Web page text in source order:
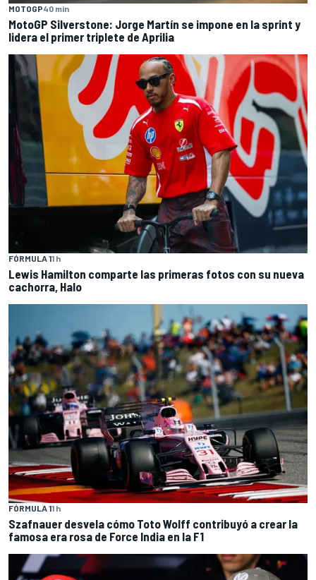
MOTOGP40 min
MotoGP Silverstone: Jorge Martín se impone en la sprint y
lidera el primer triplete de Aprilia
FÓRMULA 11 h
Lewis Hamilton comparte las primeras fotos con su nueva
cachorra, Halo
FÓRMULA 11 h
Szafnauer desvela cómo Toto Wolff contribuyó a crear la
famosa era rosa de Force India en la F1